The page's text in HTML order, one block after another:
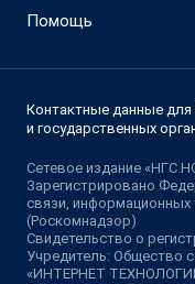
Помощь
Контактные данные
и государственных
Сетевое издание
Зарегистрировано
связи, информационных
(Роскомнадзор)
Свидетельство о
Учредитель: Общество
«ИНТЕРНЕТ